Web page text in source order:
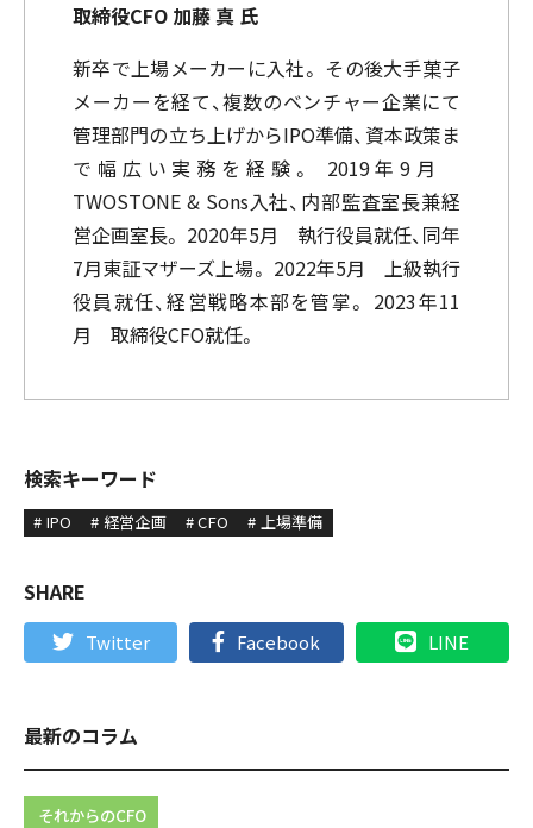
取締役CFO 加藤 真 氏
新卒で上場メーカーに入社。 その後大手菓子
メーカーを経て、複数のベンチャー企業にて
管理部門の立ち上げからIPO準備、資本政策ま
で幅広い実務を経験。 2019年9月
TWOSTONE & Sons入社、内部監査室長兼経
営企画室長。 2020年5月 執行役員就任、同年
7月東証マザーズ上場。 2022年5月 上級執行
役員就任、経営戦略本部を管掌。 2023年11
月 取締役CFO就任。
検索キーワード
# IPO # 経営企画 # CFO # 上場準備
SHARE
Twitter Facebook LINE
最新のコラム
それからのCFO